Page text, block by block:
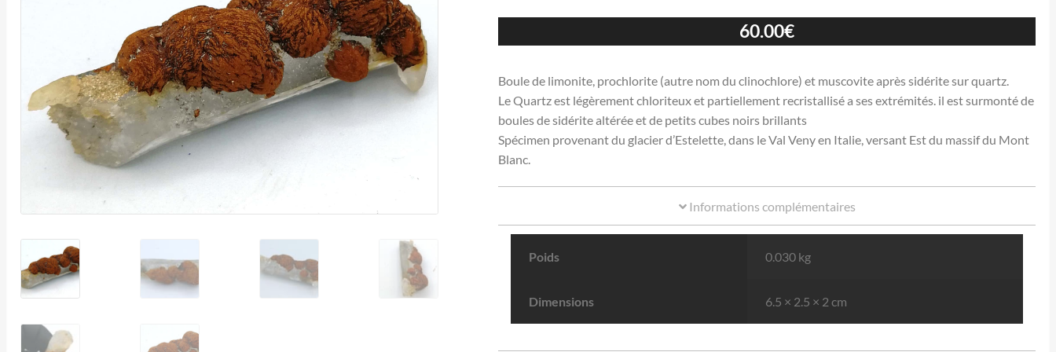
60.00€
Boule de limonite, prochlorite (autre nom du clinochlore) et muscovite après sidérite sur quartz.
Le Quartz est légèrement chloriteux et partiellement recristallisé a ses extrémités. il est surmonté de
boules de sidérite altérée et de petits cubes noirs brillants
Spécimen provenant du glacier d’Estelette, dans le Val Veny en Italie, versant Est du massif du Mont
Blanc.
Informations complémentaires
Poids 0.030 kg
Dimensions 6.5 × 2.5 × 2 cm